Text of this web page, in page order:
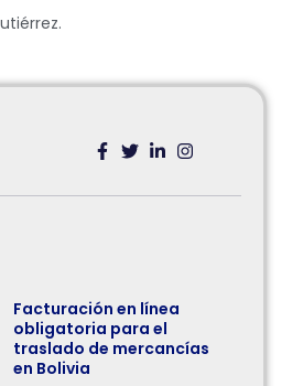
Facturación en línea
obligatoria para el
traslado de mercancías
en Bolivia